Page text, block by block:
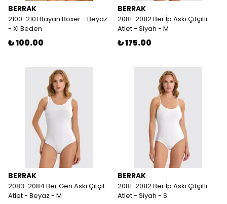
BERRAK
2100-2101 Bayan Boxer - Beyaz
- Xl Beden
₺ 100.00
BERRAK
2081-2082 Ber.İp Askı Çıtçıtlı
Atlet - Siyah - M
₺ 175.00
BERRAK
2083-2084 Ber.Gen.Askı Çıtçıt
Atlet - Beyaz - M
BERRAK
2081-2082 Ber.İp Askı Çıtçıtlı
Atlet - Siyah - S